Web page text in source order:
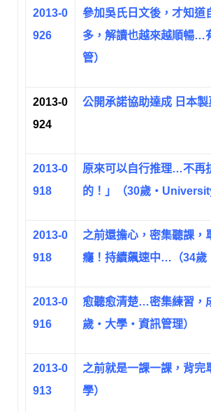
2013-0
926
參加吳氏日文後，才知
多，解讀也越來越順暢
管）
2013-0
924
公開承諾協助達成 日本
2013-0
918
原來可以自行推理…不再
的！」（30歲
2013-0
918
之前還擔心，密集聽課
癮！持續飆速中…（34歲
2013-0
916
愈聽愈清楚…密集練習，
歲‧大學‧資訊管理）
2013-0
913
之前就是一課一課，背
學）